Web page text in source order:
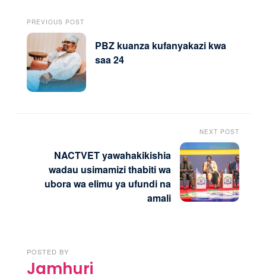
PREVIOUS POST
PBZ kuanza kufanyakazi kwa
saa 24
NEXT POST
NACTVET yawahakikishia
wadau usimamizi thabiti wa
ubora wa elimu ya ufundi na
amali
POSTED BY
Jamhuri